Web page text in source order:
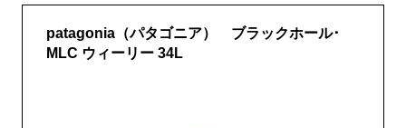
patagonia（パタゴニア） ブラックホール･
MLC ウィーリー 34L